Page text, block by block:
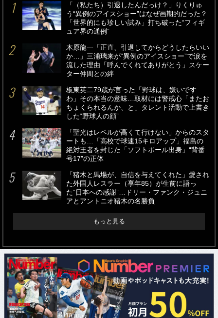
「（私たち）引退したんだっけ？」りくりゅ
う“異例のアイスショー”はなぜ画期的だった？
「世界的にも珍しい試み」打ち破った“フィギ
ュア界の通例”
木原龍一「正直、引退してからどうしたらいい
か…」三浦璃来が“異例のアイスショー”で涙を
流した理由「呼んでくれてありがとう」スケー
ター仲間との絆
板東英二79歳が言った「野球は、嫌いです
わ」その本当の意味…取材には警戒心「またお
ちょくられるんか、と」タレント活動で上書き
した“野球人の顔”
「聖光はレベルが高くて行けない」からのスタ
ートも…「高校で球速15キロアップ」福島の
絶対王者を封じた「ソフトボール出身」“背番
号17”の正体
「猪木と馬場が、自信を与えてくれた」愛され
た外国人レスラー（享年85）が生前に語っ
た“日本への感謝”…ドリー・ファンク・ジュニ
アとアントニオ猪木の名勝負
もっと見る